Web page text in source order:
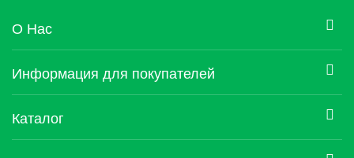
О Нас
Информация для покупателей
Каталог